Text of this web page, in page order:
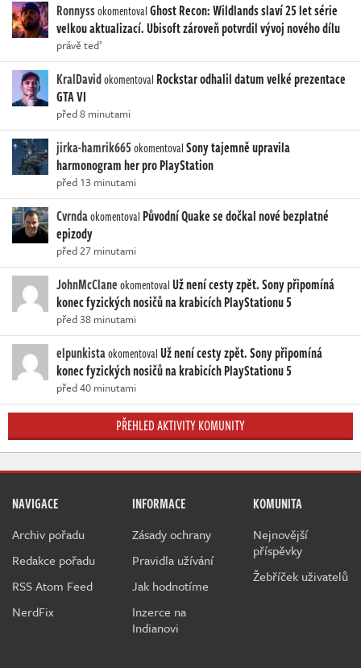
RonnyssokomentovalGhost Recon: Wildlands slaví 25 let série
velkou aktualizací. Ubisoft zároveň potvrdil vývoj nového dílu
právě teď
KralDavidokomentoval Rockstar odhalil datum velké prezentace
GTA VI
před 8 minutami
jirka-hamrik665okomentovalSony tajemně upravila
harmonogram her pro PlayStation
před 13 minutami
Cvrndaokomentoval Původní Quake se dočkal nové bezplatné
epizody
před 27 minutami
JohnMcClaneokomentovalUž není cesty zpět. Sony připomíná
konec fyzických nosičů na krabicích PlayStationu 5
před 38 minutami
elpunkistaokomentovalUž není cesty zpět. Sony připomíná
konec fyzických nosičů na krabicích PlayStationu 5
před 40 minutami
PŘEHLED AKTIVITY KOMUNITY
NAVIGACE
Archiv pořadu
Redakce pořadu
RSS Atom Feed
NerdFix
INFORMACE
Zásady ochrany
Pravidla užívání
Jak hodnotíme
Inzerce na
Indianovi
KOMUNITA
Nejnovější
příspěvky
Žebříček uživatelů